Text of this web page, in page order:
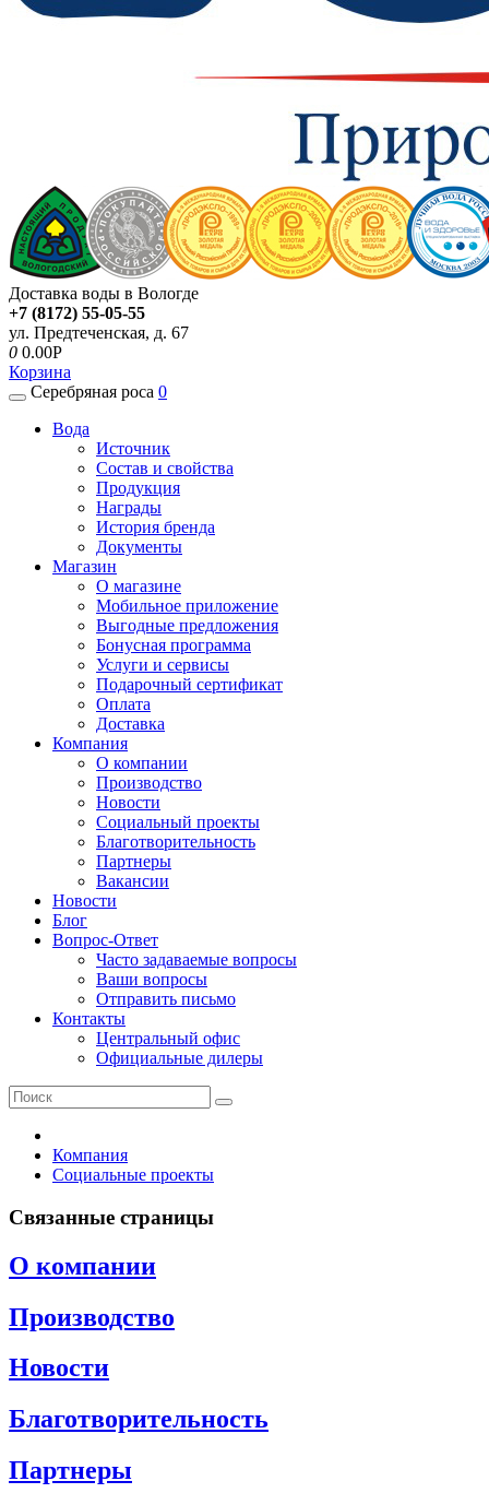
Доставка воды в Вологде
+7 (8172) 55-05-55
ул. Предтеченская, д. 67
0 0.00P
Корзина
Серебряная роса 0
Вода
Источник
Состав и свойства
Продукция
Награды
История бренда
Документы
Магазин
О магазине
Мобильное приложение
Выгодные предложения
Бонусная программа
Услуги и сервисы
Подарочный сертификат
Оплата
Доставка
Компания
О компании
Производство
Новости
Социальный проекты
Благотворительность
Партнеры
Вакансии
Новости
Блог
Вопрос-Ответ
Часто задаваемые вопросы
Ваши вопросы
Отправить письмо
Контакты
Центральный офис
Официальные дилеры
Компания
Социальные проекты
Связанные страницы
О компании
Производство
Новости
Благотворительность
Партнеры